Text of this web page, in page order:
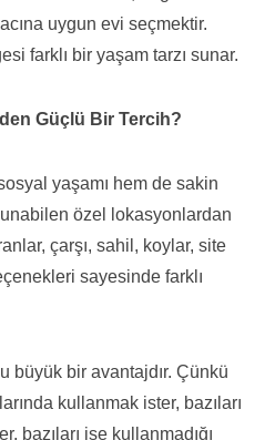
uygun evi seçmektir.
farklı bir yaşam tarzı sunar.
Güçlü Bir Tercih?
yaşamı hem de sakin
özel lokasyonlardan
çarşı, sahil, koylar, site
sayesinde farklı
büyük bir avantajdır. Çünkü
kullanmak ister, bazıları
bazıları ise kullanmadığı